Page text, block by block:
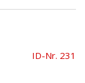
ID-Nr. 231